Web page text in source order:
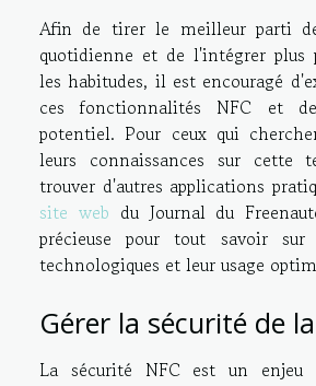
Afin de tirer le meilleur parti
quotidienne et de l'intégrer plus
les habitudes, il est encouragé
ces fonctionnalités NFC et
potentiel. Pour ceux qui
leurs connaissances sur cette
trouver d'autres applications
site web du Journal du
précieuse pour tout savoir
technologiques et leur usage
Gérer la sécurité de
La sécurité NFC est un enjeu